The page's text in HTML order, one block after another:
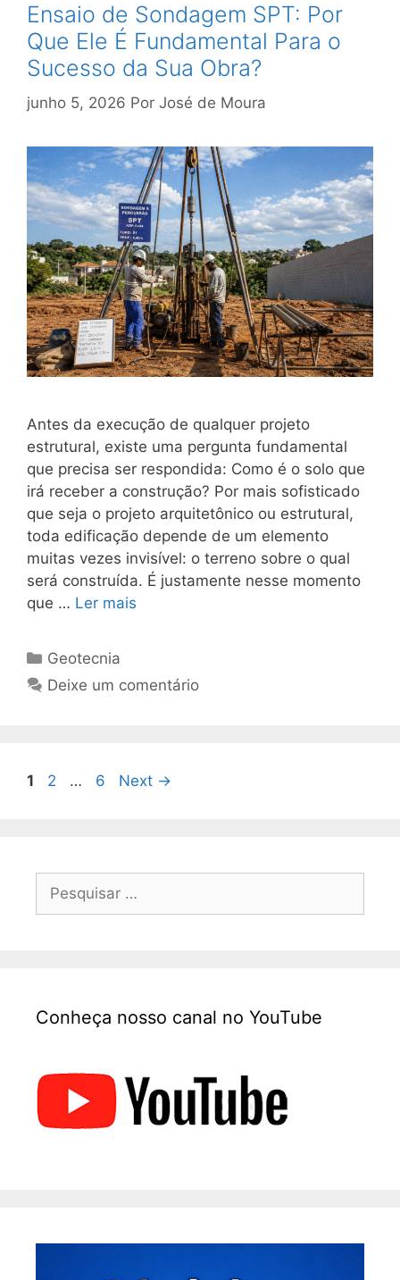
Ensaio de Sondagem SPT: Por
Que Ele É Fundamental Para o
Sucesso da Sua Obra?
junho 5, 2026 Por José de Moura
Antes da execução de qualquer projeto
estrutural, existe uma pergunta fundamental
que precisa ser respondida: Como é o solo que
irá receber a construção? Por mais sofisticado
que seja o projeto arquitetônico ou estrutural,
toda edificação depende de um elemento
muitas vezes invisível: o terreno sobre o qual
será construída. É justamente nesse momento
que … Ler mais
Geotecnia
Deixe um comentário
1 2 … 6 Next →
Conheça nosso canal no YouTube